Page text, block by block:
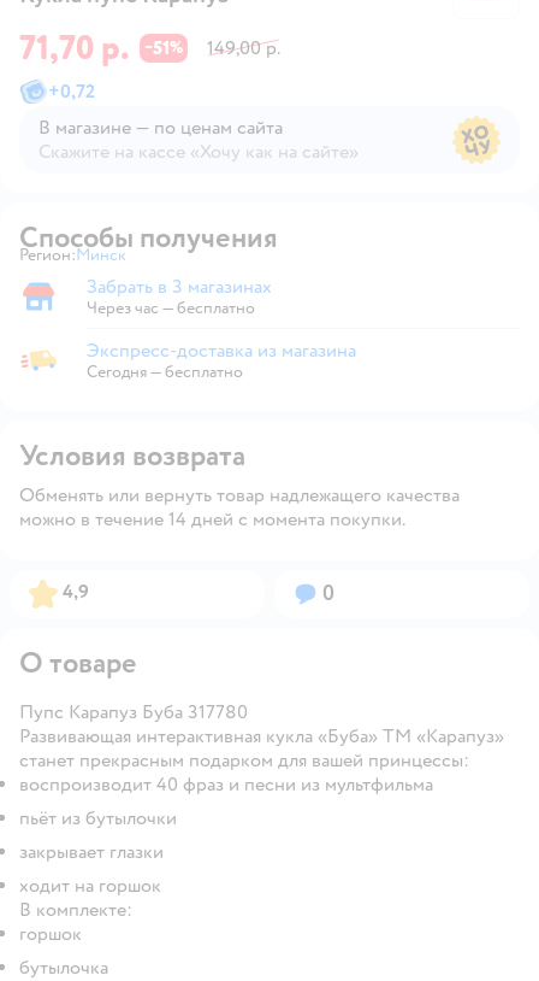
71,70 р. −51%
149,00 р.
+0,72
В магазине — по ценам сайта
Скажите на кассе «Хочу как на сайте»
Способы получения
Регион: Выбор адреса доставки.
Минск
Забрать в магазине
Забрать в 3 магазинах
Через час — бесплатно
Экспресс-доставка из магазина
Экспресс-доставка из магазина
Сегодня—бесплатно
Условия возврата
Обменять или вернуть товар надлежащего качества
можно в течение 14 дней с момента покупки.
Рейтинг:
4,9 Вопросов:
0
О товаре
Пупс Карапуз Буба 317780
Развивающая интерактивная кукла «Буба» ТМ «Карапуз»
станет прекрасным подарком для вашей принцессы:
воспроизводит 40 фраз и песни из мультфильма
пьёт из бутылочки
закрывает глазки
ходит на горшок
В комплекте:
горшок
бутылочка